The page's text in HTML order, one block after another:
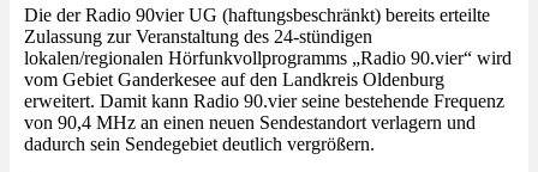
Die der Radio 90vier UG (haftungsbeschränkt) bereits erteilte
Zulassung zur Veranstaltung des 24-stündigen
lokalen/regionalen Hörfunkvollprogramms „Radio 90.vier“ wird
vom Gebiet Ganderkesee auf den Landkreis Oldenburg
erweitert. Damit kann Radio 90.vier seine bestehende Frequenz
von 90,4 MHz an einen neuen Sendestandort verlagern und
dadurch sein Sendegebiet deutlich vergrößern.